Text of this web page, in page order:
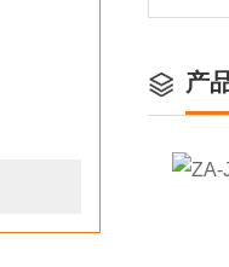
产